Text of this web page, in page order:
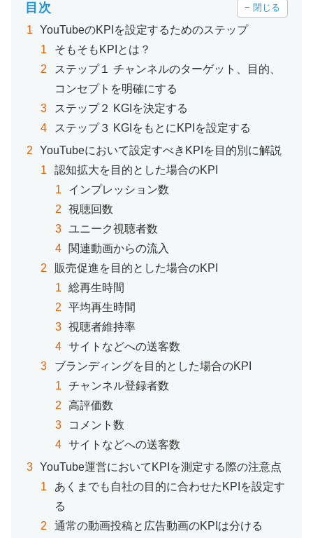
目次 − 閉じる
YouTubeのKPIを設定するためのステップ
そもそもKPIとは？
ステップ１ チャンネルのターゲット、目的、
コンセプトを明確にする
ステップ２ KGIを決定する
ステップ３ KGIをもとにKPIを設定する
YouTubeにおいて設定すべきKPIを目的別に解説
認知拡大を目的とした場合のKPI
インプレッション数
視聴回数
ユニーク視聴者数
関連動画からの流入
販売促進を目的とした場合のKPI
総再生時間
平均再生時間
視聴者維持率
サイトなどへの送客数
ブランディングを目的とした場合のKPI
チャンネル登録者数
高評価数
コメント数
サイトなどへの送客数
YouTube運営においてKPIを測定する際の注意点
あくまでも自社の目的に合わせたKPIを設定す
る
通常の動画投稿と広告動画のKPIは分ける